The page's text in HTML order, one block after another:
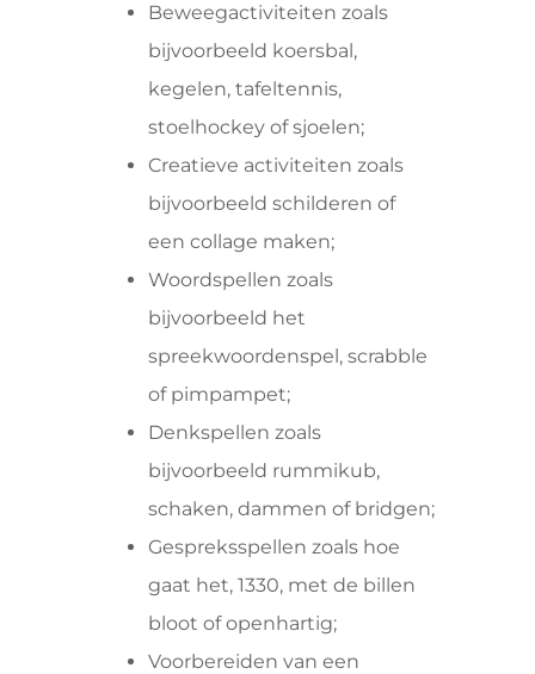
Beweegactiviteiten zoals
bijvoorbeeld koersbal,
kegelen, tafeltennis,
stoelhockey of sjoelen;
Creatieve activiteiten zoals
bijvoorbeeld schilderen of
een collage maken;
Woordspellen zoals
bijvoorbeeld het
spreekwoordenspel, scrabble
of pimpampet;
Denkspellen zoals
bijvoorbeeld rummikub,
schaken, dammen of bridgen;
Gespreksspellen zoals hoe
gaat het, 1330, met de billen
bloot of openhartig;
Voorbereiden van een